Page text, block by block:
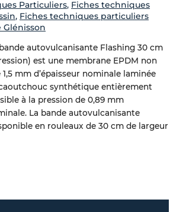
Particuliers, Fiches techniques
, Fiches techniques particuliers
Glénisson
autovulcanisante Flashing 30 cm
est une membrane EPDM non
mm d’épaisseur nominale laminée
synthétique entièrement
à la pression de 0,89 mm
La bande autovulcanisante
en rouleaux de 30 cm de largeur